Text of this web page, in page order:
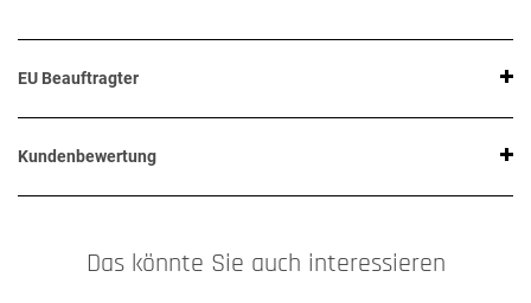
EU Beauftragter
Kundenbewertung
Das könnte Sie auch interessieren